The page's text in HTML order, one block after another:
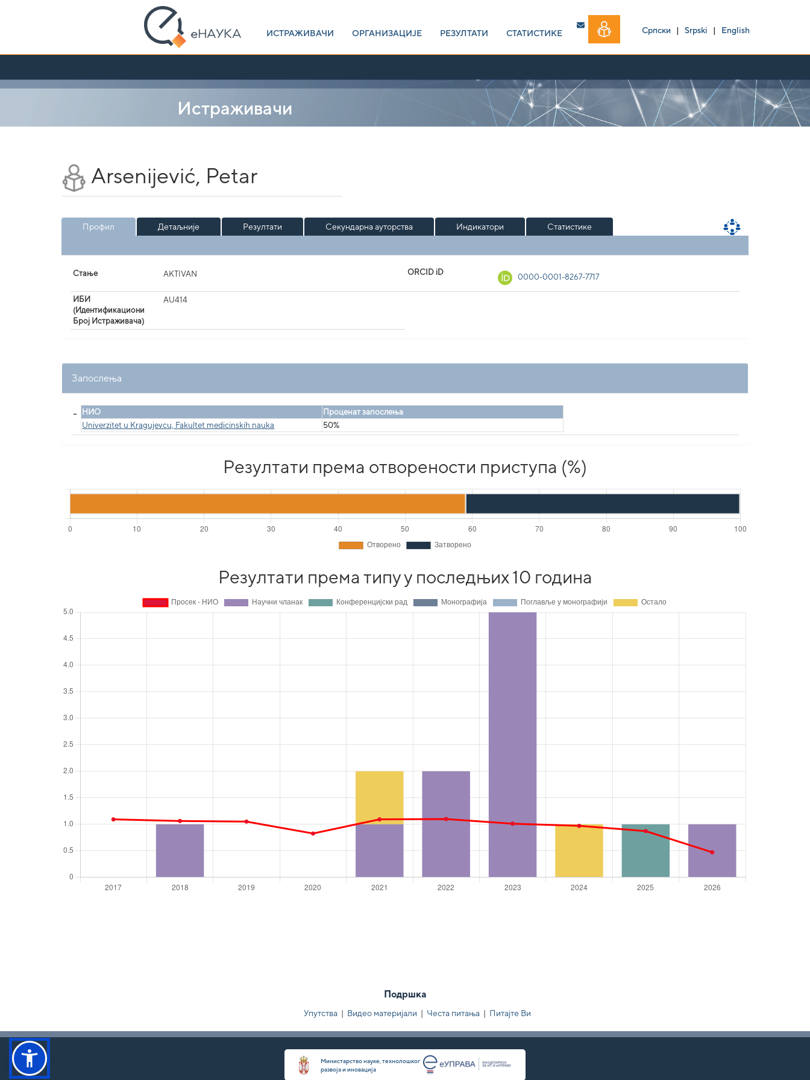
ИСТРАЖИВАЧИ
ОРГАНИЗАЦИЈЕ РЕЗУЛТАТИ СТАТИСТИКЕ Српски |Srpski | English
Истраживачи
Arsenijević, Petar
Профил Детаљније Резултати Секундарна ауторства Индикатори Статистике
Стање AKTIVAN ORCID iD
0000-0001-8267-7717
ИБИ
(Идентификациони
Број Истраживача)
AU414
Запослења
НИО
Проценат запослења
Univerzitet u Kragujevcu, Fakultet medicinskih nauka
50%
Резултати према отворености приступа (%)
Резултати према типу у последњих 10 година
Подршка
Упутства | Видео материјали | Честа питања | Питајте Ви
Министарство науке, технолошког
развоја и иновација